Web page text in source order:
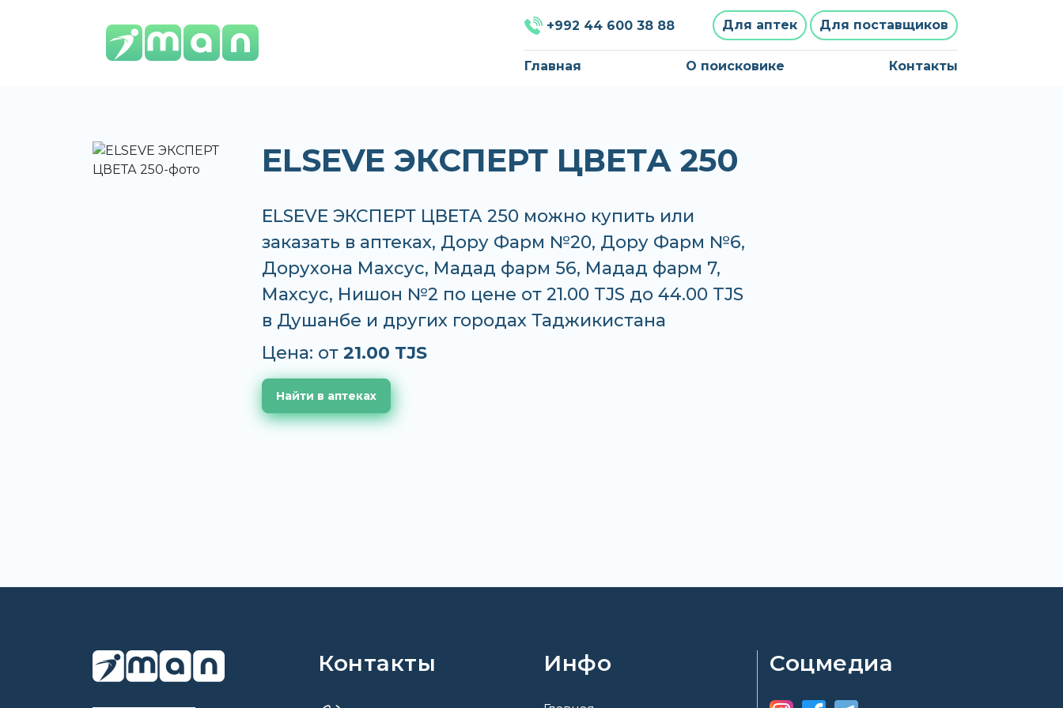
+992 44 600 38 88 Для аптек Для поставщиков
Главная О поисковике Контакты
ELSEVE ЭКСПЕРТ ЦВЕТА 250
ELSEVE ЭКСПЕРТ ЦВЕТА 250 можно купить или
заказать в аптеках, Дору Фарм №20, Дору Фарм №6,
Дорухона Махсус, Мадад фарм 56, Мадад фарм 7,
Махсус, Нишон №2 по цене от 21.00 TJS до 44.00 TJS
в Душанбе и других городах Таджикистана
Цена: от 21.00 TJS
Найти в аптеках
Контакты Инфо Соцмедиа